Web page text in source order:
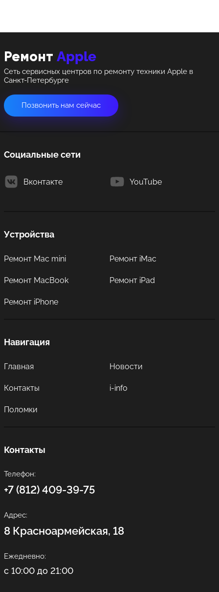
Ремонт Apple
Сеть сервисных центров по ремонту техники Apple в
Санкт-Петербурге
Позвонить нам сейчас
Социальные сети
Вконтакте YouTube
Устройства
Ремонт Mac mini Ремонт iMac
Ремонт MacBook Ремонт iPad
Ремонт iPhone
Навигация
Главная Новости
Контакты i-info
Поломки
Контакты
Телефон:
+7 (812) 409-39-75
Адрес:
8 Красноармейская, 18
Ежедневно:
с 10:00 до 21:00